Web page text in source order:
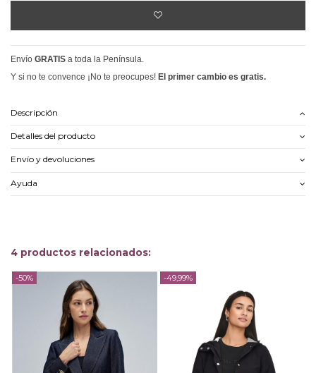
Envío GRATIS a toda la Península.
Y si no te convence ¡No te preocupes! El primer cambio es gratis.
Descripción
Detalles del producto
Envío y devoluciones
Ayuda
4 productos relacionados:
-50% -49,99%